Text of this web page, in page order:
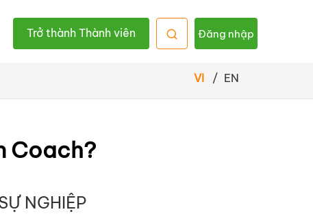
Trở thành Thành viên Đăng nhập
VI / EN
Coach?
NGHIỆP